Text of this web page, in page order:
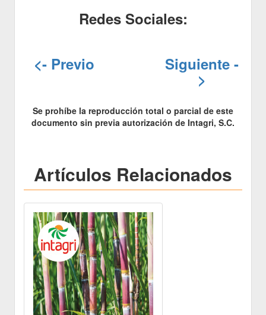
Redes Sociales:
<- Previo Siguiente -
>
Se prohíbe la reproducción total o parcial de este
documento sin previa autorización de Intagri, S.C.
Artículos Relacionados